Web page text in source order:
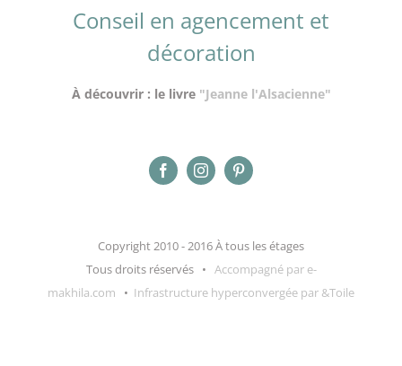
Conseil en agencement et
décoration
À découvrir : le livre "Jeanne l'Alsacienne"
Copyright 2010 - 2016 À tous les étages
Tous droits réservés • Accompagné par e-
makhila.com • Infrastructure hyperconvergée par &Toile